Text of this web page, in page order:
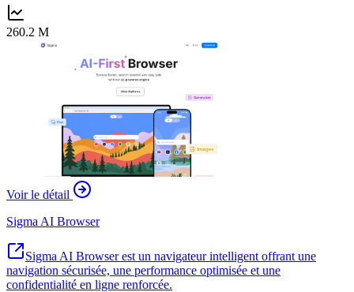
260.2 M
Voir le détail
Sigma AI Browser
Sigma AI Browser est un navigateur intelligent offrant une
navigation sécurisée, une performance optimisée et une
confidentialité en ligne renforcée.